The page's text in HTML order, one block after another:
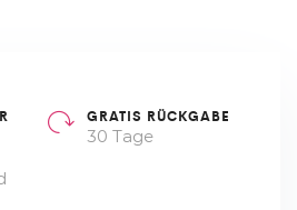
GRATIS RÜCKGABE
30 Tage